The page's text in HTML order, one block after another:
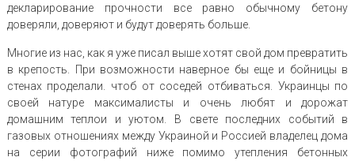
декларирование прочности все равно обычному бетону
доверяли, доверяют и будут доверять больше.
Многие из нас, как я уже писал выше хотят свой дом превратить
в крепость. При возможности наверное бы еще и бойницы в
стенах проделали. чтоб от соседей отбиваться. Украинцы по
своей натуре максималисты и очень любят и дорожат
домашним теплои и уютом. В свете последних событий в
газовых отношениях между Украиной и Россией владелец дома
на серии фотографий ниже помимо утепления бетонных